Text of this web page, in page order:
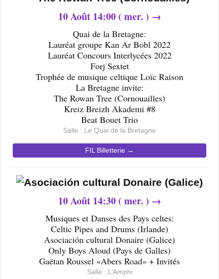
10Août 14:00 ( mer. ) →
Quai de la Bretagne:
Lauréat groupe Kan Ar Bobl 2022
Lauréat Concours Interlycées 2022
Forj Sextet
Trophée de musique celtique Loïc Raison
La Bretagne invite:
The Rowan Tree (Cornouailles)
Kreiz Breizh Akademi #8
Beat Bouet Trio
Salle : Le Quai de la Bretagne
FIL Billetterie →
10Août 14:30 ( mer. ) →
Musiques et Danses des Pays celtes:
Celtic Pipes and Drums (Irlande)
Asociación cultural Donaire (Galice)
Only Boys Aloud (Pays de Galles)
Gaëtan Roussel «Abers Road» + Invités
Salle : L’Amphi